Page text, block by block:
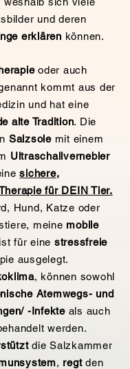
und deren
erklären können.
oder auch
kommt aus der
und hat eine
alte Tradition. Die
Salzsolemit einem
Ultraschallvernebler
sichere,
für DEIN Tier.
Hund, Katze oder
meine mobile
für eine stressfreie
ausgelegt.
, können sowohl
Atemwegs- und
-Infekteals auch
werden.
die Salzkammer
, regtden